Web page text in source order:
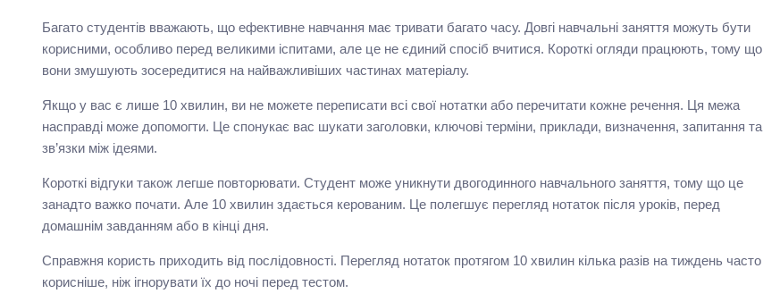
Багато студентів вважають, що ефективне навчання має тривати багато часу. Довгі навчальні заняття можуть бути
корисними, особливо перед великими іспитами, але це не єдиний спосіб вчитися. Короткі огляди працюють, тому що
вони змушують зосередитися на найважливіших частинах матеріалу.
Якщо у вас є лише 10 хвилин, ви не можете переписати всі свої нотатки або перечитати кожне речення. Ця межа
насправді може допомогти. Це спонукає вас шукати заголовки, ключові терміни, приклади, визначення, запитання та
зв’язки між ідеями.
Короткі відгуки також легше повторювати. Студент може уникнути двогодинного навчального заняття, тому що це
занадто важко почати. Але 10 хвилин здається керованим. Це полегшує перегляд нотаток після уроків, перед
домашнім завданням або в кінці дня.
Справжня користь приходить від послідовності. Перегляд нотаток протягом 10 хвилин кілька разів на тиждень часто
корисніше, ніж ігнорувати їх до ночі перед тестом.